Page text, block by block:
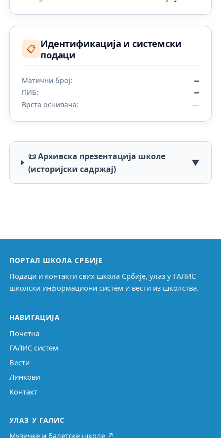
📋 Идентификација и системски
подаци
Матични број: —
ПИБ: —
Врста оснивача: —
📜 Архивска презентација школе
(историјски садржај)
▼
ПОРТАЛ ШКОЛА СРБИЈЕ
Подаци и контакти свих школа Србије, улаз у ГАЛИС
школски информациони систем и вести из школства.
НАВИГАЦИЈА
Почетна
ГАЛИС систем
Вести
Линкови
Контакт
УЛАЗ У ГАЛИС
Музичке и балетске школе ↗